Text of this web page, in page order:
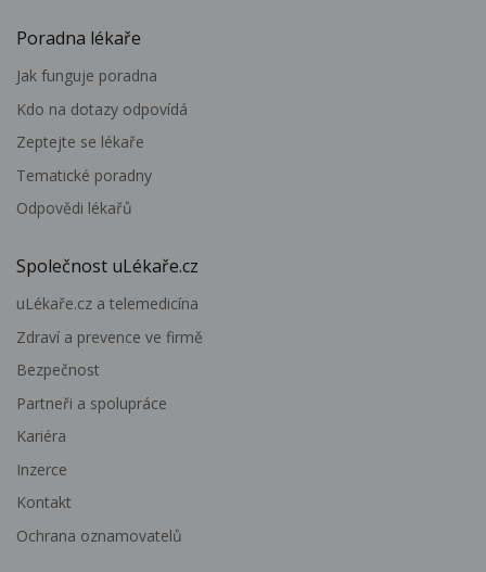
Poradna lékaře
Jak funguje poradna
Kdo na dotazy odpovídá
Zeptejte se lékaře
Tematické poradny
Odpovědi lékařů
Společnost uLékaře.cz
uLékaře.cz a telemedicína
Zdraví a prevence ve firmě
Bezpečnost
Partneři a spolupráce
Kariéra
Inzerce
Kontakt
Ochrana oznamovatelů